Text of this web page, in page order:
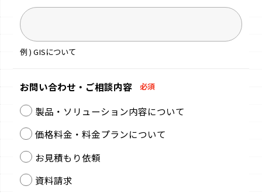
例 ) GISについて
お問い合わせ・ ご相談内容 必須
製品・ソリューション内容について
価格料金・料金プランについて
お見積もり依頼
資料請求